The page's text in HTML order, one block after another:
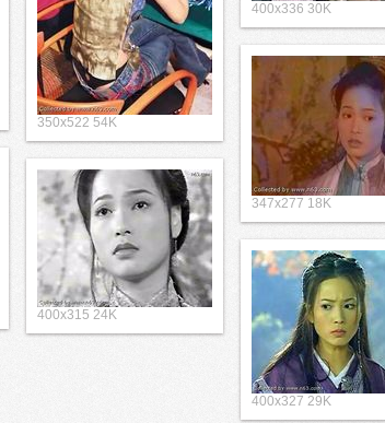
350x522 54K
400x336 30K
347x277 18K
400x315 24K
400x327 29K